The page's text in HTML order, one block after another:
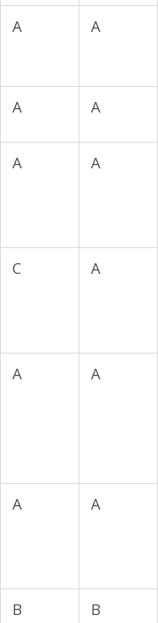
A A
A A
A A
C A
A A
A A
B B